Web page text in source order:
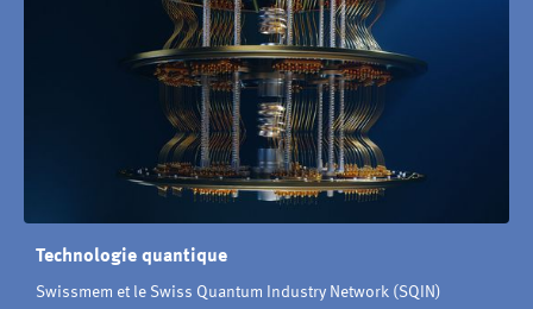
Technologie quantique
Swissmem et le Swiss Quantum Industry Network (SQIN)